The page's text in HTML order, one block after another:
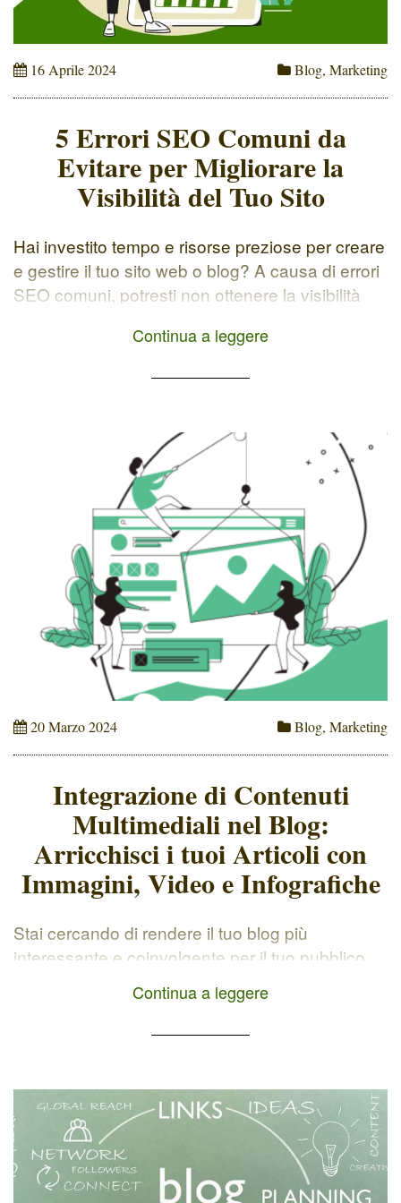
16 Aprile 2024 Blog, Marketing
5 Errori SEO Comuni da
Evitare per Migliorare la
Visibilità del Tuo Sito
Hai investito tempo e risorse preziose per creare
e gestire il tuo sito web o blog? A causa di errori
SEO comuni, potresti non ottenere la visibilità
In questo articolo, esploreremo insieme cinque
Continua a leggere
20 Marzo 2024 Blog, Marketing
Integrazione di Contenuti
Multimediali nel Blog:
Arricchisci i tuoi Articoli con
Immagini, Video e Infografiche
Stai cercando di rendere il tuo blog più
interessante e coinvolgente per il tuo pubblico
quest'articolo, ti mostrerò 5 vantaggi e diverse
idee per sfruttare l'integrazione di contenuti
la differenza nel rendere i tuoi contenuti più […]
Continua a leggere